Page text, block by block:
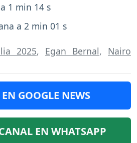
1 min 14 s
a 2 min 01 s
2025, Egan Bernal, Nairo
GOOGLE NEWS
EN WHATSAPP